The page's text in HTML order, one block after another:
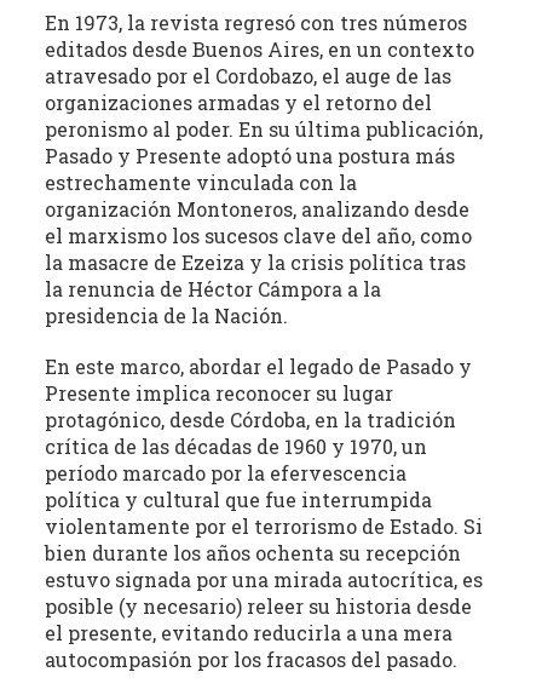
En 1973, la revista regresó con tres números
editados desde Buenos Aires, en un contexto
atravesado por el Cordobazo, el auge de las
organizaciones armadas y el retorno del
peronismo al poder. En su última publicación,
Pasado y Presente adoptó una postura más
estrechamente vinculada con la
organización Montoneros, analizando desde
el marxismo los sucesos clave del año, como
la masacre de Ezeiza y la crisis política tras
la renuncia de Héctor Cámpora a la
presidencia de la Nación.
En este marco, abordar el legado de Pasado y
Presente implica reconocer su lugar
protagónico, desde Córdoba, en la tradición
crítica de las décadas de 1960 y 1970, un
período marcado por la efervescencia
política y cultural que fue interrumpida
violentamente por el terrorismo de Estado. Si
bien durante los años ochenta su recepción
estuvo signada por una mirada autocrítica, es
posible (y necesario) releer su historia desde
el presente, evitando reducirla a una mera
autocompasión por los fracasos del pasado.